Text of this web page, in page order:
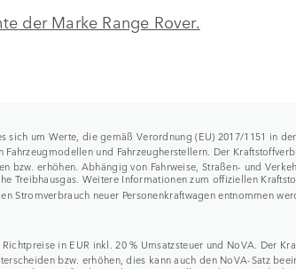
der Marke Range Rover.
sich um Werte, die gemäß Verordnung (EU) 2017/1151 in
und Fahrzeugherstellern. Der
bzw. erhöhen. Abhängig von Fahrweise, Straßen- und
Treibhausgas. Weitere Informationen zum offiziellen
Stromverbrauch neuer Personenkraftwagen entnommen
in EUR inkl. 20 % Umsatzsteuer und NoVA. Der
bzw. erhöhen, dies kann auch den NoVA-Satz